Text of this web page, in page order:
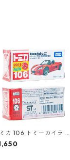
カ 106 トミーカイラ ZZ
回特別仕様）#1080179